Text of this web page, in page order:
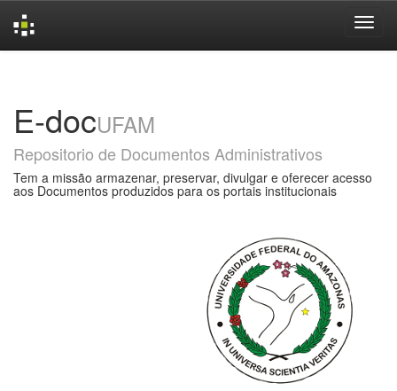
E-docUFAM
Repositorio de Documentos Administrativos
Tem a missão armazenar, preservar, divulgar e oferecer acesso
aos Documentos produzidos para os portais institucionais